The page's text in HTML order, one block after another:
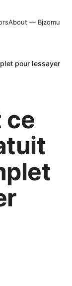
About — Bjzqmu
pour lessayer
ce